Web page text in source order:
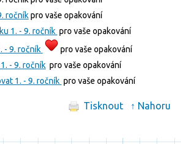
ročníkpro vaše opakování
1. - 9. ročník pro vaše opakování
- 9. ročník
pro vaše opakování
- 9. ročník pro vaše opakování
1. - 9. ročník pro vaše opakování
Tisknout ↑ Nahoru